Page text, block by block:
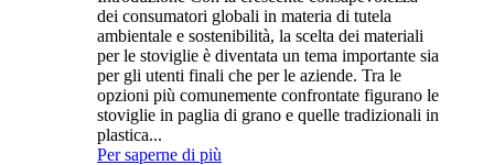
dei consumatori globali in materia di tutela
ambientale e sostenibilità, la scelta dei materiali
per le stoviglie è diventata un tema importante sia
per gli utenti finali che per le aziende. Tra le
opzioni più comunemente confrontate figurano le
stoviglie in paglia di grano e quelle tradizionali in
plastica...
Per saperne di più